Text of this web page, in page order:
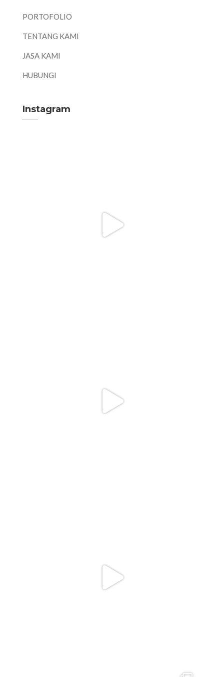
PORTOFOLIO
TENTANG KAMI
JASA KAMI
HUBUNGI
Instagram